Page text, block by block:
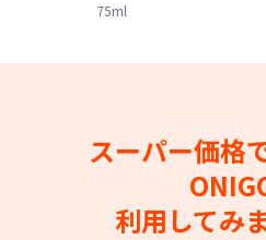
75ml
スーパー価格
利用してみ